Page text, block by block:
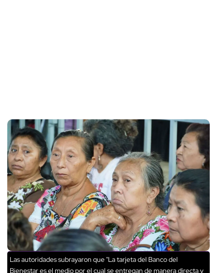
Las autoridades subrayaron que "La tarjeta del Banco del
Bienestar es el medio por el cual se entregan de manera directa y